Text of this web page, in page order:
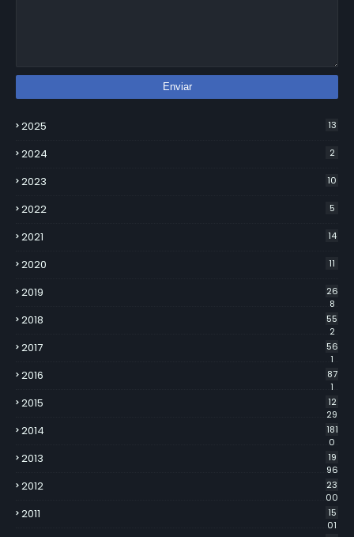
2025 13
2024 2
2023 10
2022 5
2021 14
2020 11
2019
26
8
2018
55
2
2017
56
1
2016
87
1
2015
12
29
2014
181
0
2013
19
96
2012
23
00
2011
15
01